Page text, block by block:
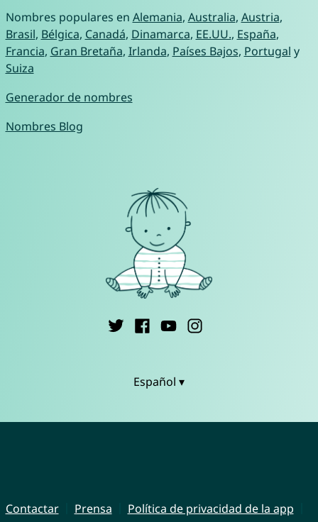
Nombres populares en Alemania, Australia, Austria,
Brasil, Bélgica, Canadá, Dinamarca, EE.UU., España,
Francia, Gran Bretaña, Irlanda, Países Bajos, Portugal y
Suiza
Generador de nombres
Nombres Blog
Español ▾
Contactar Prensa
Política de privacidad de la app